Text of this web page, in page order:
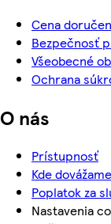
Cena
Bezpečnosť
Všeobecné
Ochrana
O nás
Prístupnosť
Kde dovážame
Poplatok za
Nastavenia